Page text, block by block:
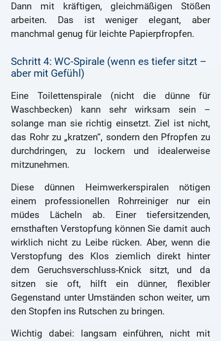
Dann mit kräftigen, gleichmäßigen Stößen
arbeiten. Das ist weniger elegant, aber
manchmal genug für leichte Papierpfropfen.
Schritt 4: WC-Spirale (wenn es tiefer sitzt –
aber mit Gefühl)
Eine Toilettenspirale (nicht die dünne für
Waschbecken) kann sehr wirksam sein –
solange man sie richtig einsetzt. Ziel ist nicht,
das Rohr zu „kratzen“, sondern den Pfropfen zu
durchdringen, zu lockern und idealerweise
mitzunehmen.
Diese dünnen Heimwerkerspiralen nötigen
einem professionellen Rohrreiniger nur ein
müdes Lächeln ab. Einer tiefersitzenden,
ernsthaften Verstopfung können Sie damit auch
wirklich nicht zu Leibe rücken. Aber, wenn die
Verstopfung des Klos ziemlich direkt hinter
dem Geruchsverschluss-Knick sitzt, und da
sitzen sie oft, hilft ein dünner, flexibler
Gegenstand unter Umständen schon weiter, um
den Stopfen ins Rutschen zu bringen.
Wichtig dabei: langsam einführen, nicht mit